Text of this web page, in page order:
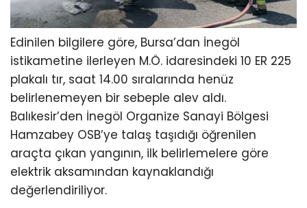
Edinilen bilgilere göre, Bursa’dan İnegöl
istikametine ilerleyen M.Ö. idaresindeki 10 ER 225
plakalı tır, saat 14.00 sıralarında henüz
belirlenemeyen bir sebeple alev aldı.
Balıkesir’den İnegöl Organize Sanayi Bölgesi
Hamzabey OSB’ye talaş taşıdığı öğrenilen
araçta çıkan yangının, ilk belirlemelere göre
elektrik aksamından kaynaklandığı
değerlendiriliyor.